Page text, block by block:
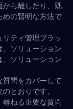
から離したり、既
めの賢明な方法で
ティ管理プラッ
、ソリューション
ソリューション
問をカバーして
とおりです。
ねる重要な質問